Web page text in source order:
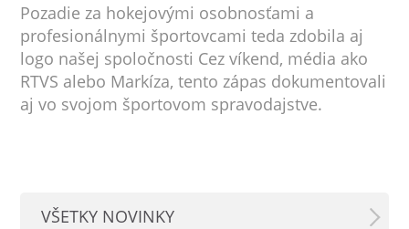
Pozadie za hokejovými osobnosťami a
profesionálnymi športovcami teda zdobila aj
logo našej spoločnosti Cez víkend, média ako
RTVS alebo Markíza, tento zápas dokumentovali
aj vo svojom športovom spravodajstve.
VŠETKY NOVINKY